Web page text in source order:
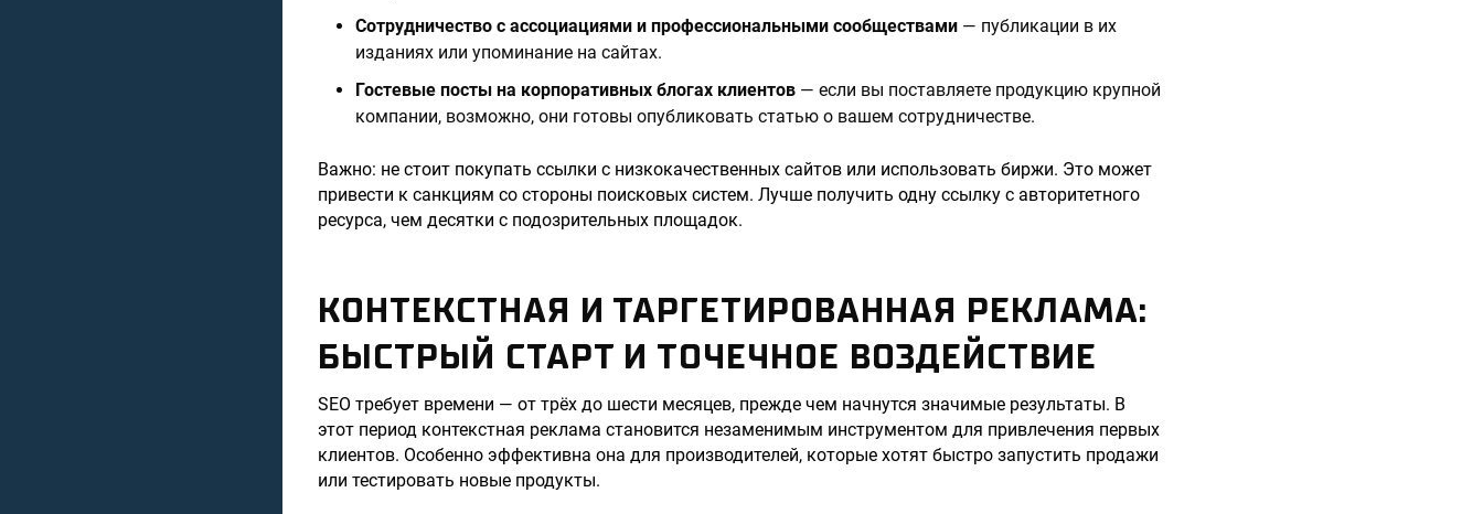
Сотрудничество с ассоциациями и профессиональными сообществами — публикации в их
изданиях или упоминание на сайтах.
Гостевые посты на корпоративных блогах клиентов — если вы поставляете продукцию крупной
компании, возможно, они готовы опубликовать статью о вашем сотрудничестве.
Важно: не стоит покупать ссылки с низкокачественных сайтов или использовать биржи. Это может
привести к санкциям со стороны поисковых систем. Лучше получить одну ссылку с авторитетного
ресурса, чем десятки с подозрительных площадок.
КОНТЕКСТНАЯ И ТАРГЕТИРОВАННАЯ РЕКЛАМА:
БЫСТРЫЙ СТАРТ И ТОЧЕЧНОЕ ВОЗДЕЙСТВИЕ
SEO требует времени — от трёх до шести месяцев, прежде чем начнутся значимые результаты. В
этот период контекстная реклама становится незаменимым инструментом для привлечения первых
клиентов. Особенно эффективна она для производителей, которые хотят быстро запустить продажи
или тестировать новые продукты.